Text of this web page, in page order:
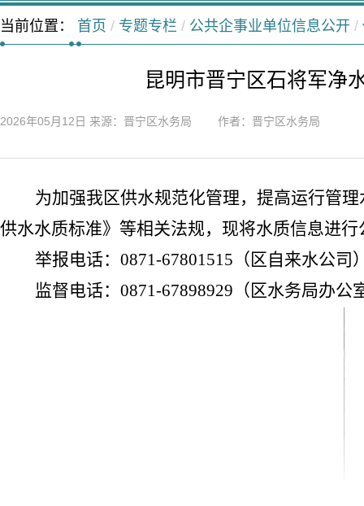
当前位置： 首页 / 专题专栏 / 公共企事业单位信息公开 /
昆明市晋宁区石将军净
2026年05月12日 来源：晋宁区水务局 作者：晋宁区水务局
为加强我区供水规范化管理，提高运行管
供水水质标准》等相关法规，现将水质信息进行
举报电话： 0871-67801515 （区自来水公司
监督电话： 0871-67898929 （区水务局办公